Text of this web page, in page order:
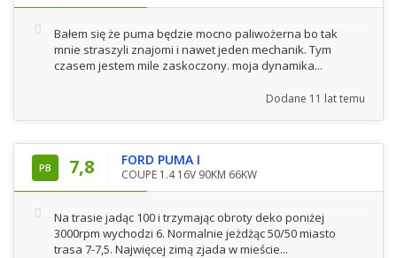
Bałem się że puma będzie mocno paliwożerna bo tak
mnie straszyli znajomi i nawet jeden mechanik. Tym
czasem jestem mile zaskoczony. moja dynamika...
Dodane 11 lat temu
PB 7,8 FORD PUMA I
COUPE 1.4 16V 90KM 66KW
Na trasie jadąc 100 i trzymając obroty deko poniżej
3000rpm wychodzi 6. Normalnie jeżdżąc 50/50 miasto
trasa 7-7,5. Najwięcej zimą zjada w mieście...